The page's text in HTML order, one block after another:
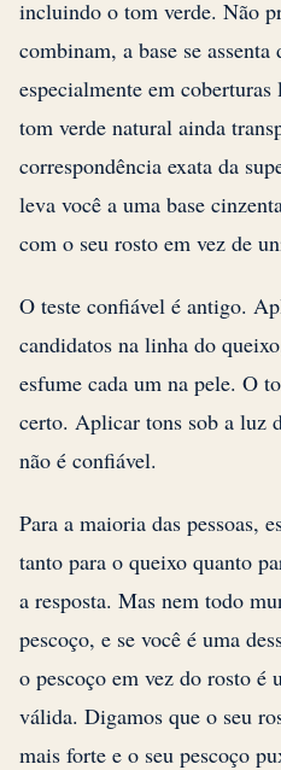
incluindo o tom verde. Não
combinam, a base se
especialmente em
tom verde natural ainda
correspondência exata da
leva você a uma base
com o seu rosto em vez de
O teste confiável é antigo.
candidatos na linha do
esfume cada um na pele. O
certo. Aplicar tons sob a luz
não é confiável.
Para a maioria das pessoas,
tanto para o queixo quanto
a resposta. Mas nem todo
pescoço, e se você é uma
o pescoço em vez do rosto é
válida. Digamos que o seu
mais forte e o seu pescoço